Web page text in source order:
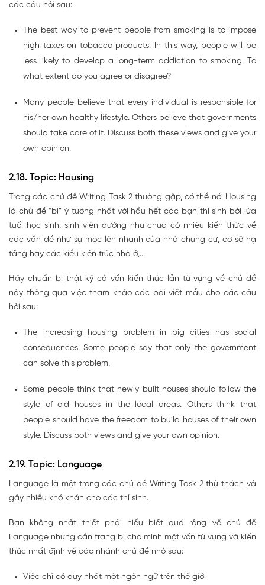
các câu hỏi sau:
The best way to prevent people from smoking is to impose
high taxes on tobacco products. In this way, people will be
less likely to develop a long-term addiction to smoking. To
what extent do you agree or disagree?
Many people believe that every individual is responsible for
his/her own healthy lifestyle. Others believe that governments
should take care of it. Discuss both these views and give your
own opinion.
2.18. Topic: Housing
Trong các chủ đề Writing Task 2 thường gặp, có thể nói Housing
là chủ đề “bí” ý tưởng nhất với hầu hết các bạn thí sinh bởi lứa
tuổi học sinh, sinh viên dường như chưa có nhiều kiến thức về
các vấn đề như sự mọc lên nhanh của nhà chung cư, cơ sở hạ
tầng hay các kiểu kiến trúc nhà ở,...
Hãy chuẩn bị thật kỹ cả vốn kiến thức lẫn từ vựng về chủ đề
này thông qua việc tham khảo các bài viết mẫu cho các câu
hỏi sau:
The increasing housing problem in big cities has social
consequences. Some people say that only the government
can solve this problem.
Some people think that newly built houses should follow the
style of old houses in the local areas. Others think that
people should have the freedom to build houses of their own
style. Discuss both views and give your own opinion.
2.19. Topic: Language
Language là một trong các chủ đề Writing Task 2 thử thách và
gây nhiều khó khăn cho các thí sinh.
Bạn không nhất thiết phải hiểu biết quá rộng về chủ đề
Language nhưng cần trang bị cho mình một vốn từ vựng và kiến
thức nhất định về các nhánh chủ đề nhỏ sau:
Việc chỉ có duy nhất một ngôn ngữ trên thế giới